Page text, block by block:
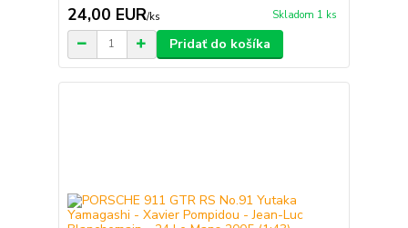
24,00 EUR/ks Skladom 1 ks
Pridať do košíka